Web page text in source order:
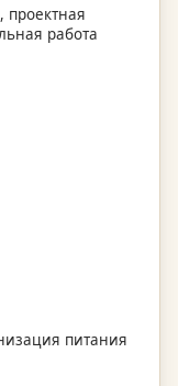
проектная
работа
питания